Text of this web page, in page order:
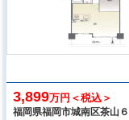
3,899万円＜税込＞
福岡県福岡市城南区茶山